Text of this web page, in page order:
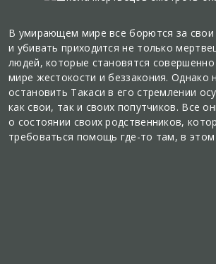
В умирающем мире все борются за свои
и убивать приходится не только
людей, которые становятся
мире жестокости и беззакония. Однако
остановить Такаси в его стремлении
как свои, так и своих попутчиков. Все
о состоянии своих родственников,
требоваться помощь где-то там, в